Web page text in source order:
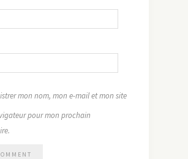
mon nom, mon e-mail et mon site
pour mon prochain